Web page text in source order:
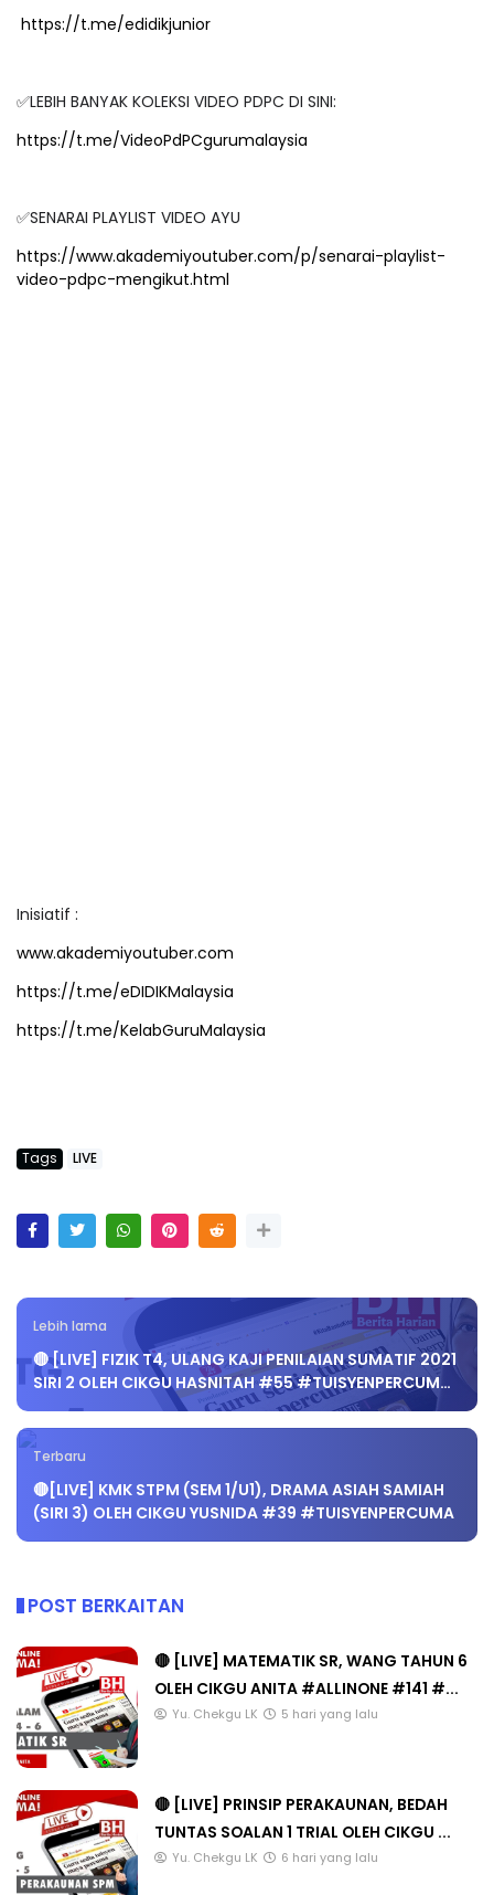
https://t.me/edidikjunior
✅LEBIH BANYAK KOLEKSI VIDEO PDPC DI SINI:
https://t.me/VideoPdPCgurumalaysia
✅SENARAI PLAYLIST VIDEO AYU
https://www.akademiyoutuber.com/p/senarai-playlist-
video-pdpc-mengikut.html
Inisiatif :
www.akademiyoutuber.com
https://t.me/eDIDIKMalaysia
https://t.me/KelabGuruMalaysia
Tags LIVE
Lebih lama
🔴 [LIVE] FIZIK T4, ULANG KAJI PENILAIAN SUMATIF 2021
SIRI 2 OLEH CIKGU HASNITAH #55 #TUISYENPERCUM…
Terbaru
🔴[LIVE] KMK STPM (SEM 1/U1), DRAMA ASIAH SAMIAH
(SIRI 3) OLEH CIKGU YUSNIDA #39 #TUISYENPERCUMA
POST BERKAITAN
🔴 [LIVE] MATEMATIK SR, WANG TAHUN 6
OLEH CIKGU ANITA #ALLINONE #141 #...
Yu. Chekgu LK 5 hari yang lalu
🔴 [LIVE] PRINSIP PERAKAUNAN, BEDAH
TUNTAS SOALAN 1 TRIAL OLEH CIKGU ...
Yu. Chekgu LK 6 hari yang lalu